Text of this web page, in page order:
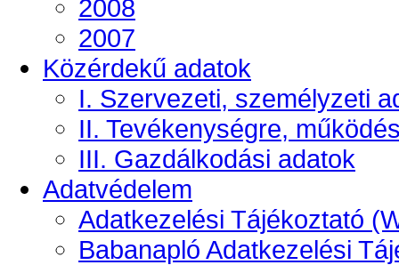
2008
2007
Közérdekű adatok
I. Szervezeti, személyzeti
II. Tevékenységre,
III. Gazdálkodási adatok
Adatvédelem
Adatkezelési Tájékoztató
Babanapló Adatkezelési